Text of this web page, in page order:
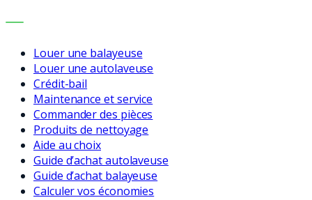
SERVICES
Louer une balayeuse
Louer une autolaveuse
Crédit-bail
Maintenance et service
Commander des pièces
Produits de nettoyage
Aide au choix
Guide d’achat autolaveuse
Guide d’achat balayeuse
Calculer vos économies